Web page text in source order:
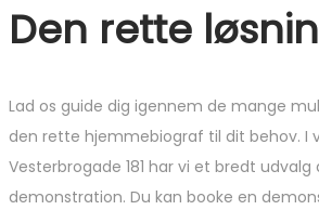
Den rette
Lad os guide dig igennem de mange
den rette hjemmebiograf til dit behov. I
Vesterbrogade 181 har vi et bredt udvalg
demonstration. Du kan booke en